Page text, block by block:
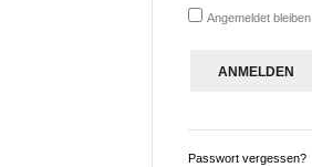
Angemeldet bleiben
Passwort vergessen?